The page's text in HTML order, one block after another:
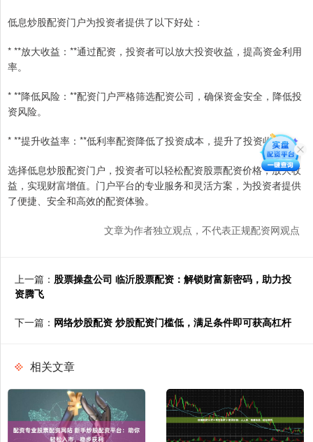
低息炒股配资门户为投资者提供了以下好处：
* **放大收益：**通过配资，投资者可以放大投资收益，提高资金利用
率。
* **降低风险：**配资门户严格筛选配资公司，确保资金安全，降低投
资风险。
* **提升收益率：**低利率配资降低了投资成本，提升了投资收益率。
选择低息炒股配资门户，投资者可以轻松配资股票配资价格，放大收
益，实现财富增值。门户平台的专业服务和灵活方案，为投资者提供
了便捷、安全和高效的配资体验。
文章为作者独立观点，不代表正规配资网观点
上一篇： 股票操盘公司 临沂股票配资：解锁财富新密码，助力投
资腾飞
下一篇： 网络炒股配资 炒股配资门槛低，满足条件即可获高杠杆
相关文章